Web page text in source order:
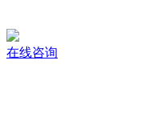
在线咨询